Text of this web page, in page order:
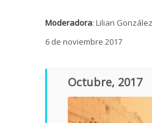
Moderadora: Lilian
6 de noviembre 2017
Octubre, 2017